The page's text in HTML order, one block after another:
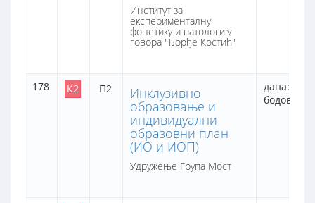
Институт за
експерименталну
фонетику и патологију
говора "Ђорђе Костић"
178 К2 П2 Инклузивно
образовање и
индивидуални
образовни план
(ИО и ИОП)
Удружење Група Мост
дана: 2
бодова: 16